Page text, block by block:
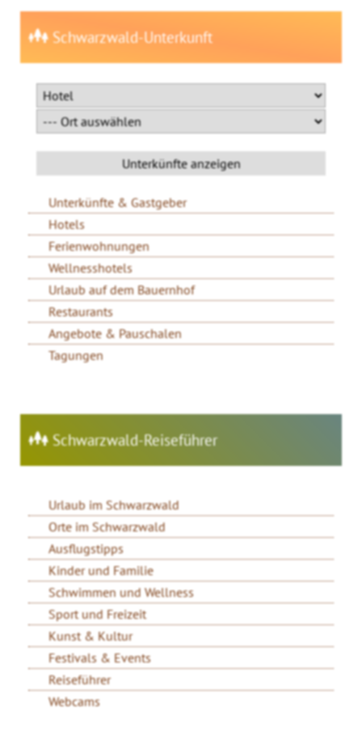
Schwarzwald-Unterkunft
Unterkünfte & Gastgeber
Hotels
Ferienwohnungen
Wellnesshotels
Urlaub auf dem Bauernhof
Restaurants
Angebote & Pauschalen
Tagungen
Schwarzwald-Reiseführer
Urlaub im Schwarzwald
Orte im Schwarzwald
Ausflugstipps
Kinder und Familie
Schwimmen und Wellness
Sport und Freizeit
Kunst & Kultur
Festivals & Events
Reiseführer
Webcams